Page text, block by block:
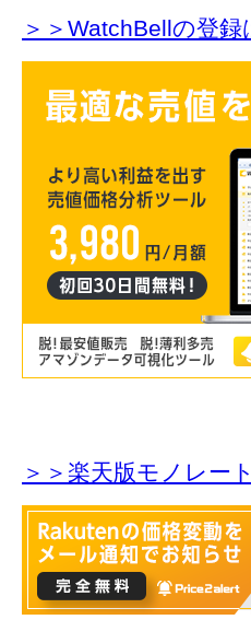
＞＞WatchBellの登録
＞＞楽天版モノレー